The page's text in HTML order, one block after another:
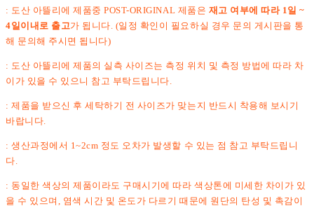
: 도산 아뜰리에 제품중 POST-ORIGINAL 제품은 재고 여부에 따라 1일 ~
4일이내로 출고가 됩니다. (일정 확인이 필요하실 경우 문의 게시판을 통
해 문의해 주시면 됩니다)
: 도산 아뜰리에 제품의 실측 사이즈는 측정 위치 및 측정 방법에 따라 차
이가 있을 수 있으니 참고 부탁드립니다.
: 제품을 받으신 후 세탁하기 전 사이즈가 맞는지 반드시 착용해 보시기
바랍니다.
: 생산과정에서 1~2cm 정도 오차가 발생할 수 있는 점 참고 부탁드립니
다.
: 동일한 색상의 제품이라도 구매시기에 따라 색상톤에 미세한 차이가 있
을 수 있으며, 염색 시간 및 온도가 다르기 때문에 원단의 탄성 및 촉감이